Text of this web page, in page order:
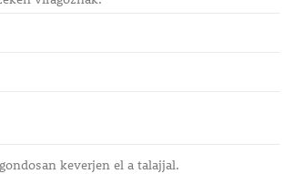
keverjen el a talajjal.